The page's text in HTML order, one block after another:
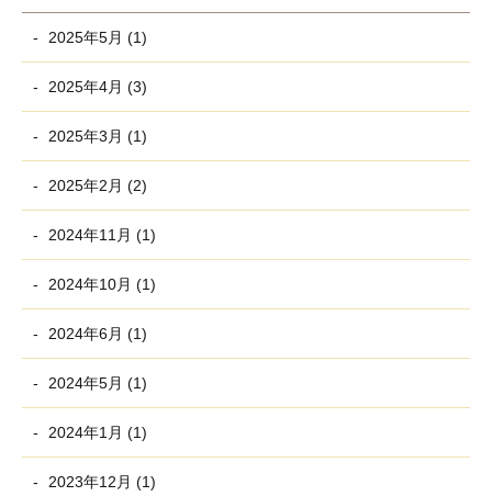
2025年5月 (1)
2025年4月 (3)
2025年3月 (1)
2025年2月 (2)
2024年11月 (1)
2024年10月 (1)
2024年6月 (1)
2024年5月 (1)
2024年1月 (1)
2023年12月 (1)